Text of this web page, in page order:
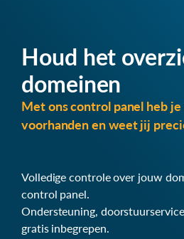
Houd het
domeinen
Met ons control panel heb je
voorhanden en weet jij
Volledige controle over jouw
control panel.
Ondersteuning,
gratis inbegrepen.